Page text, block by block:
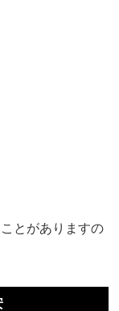
とがありますの